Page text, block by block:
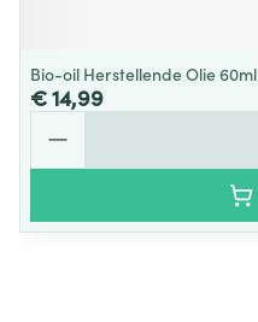
Bio-oil Herstellende Olie 60ml
€ 14,99